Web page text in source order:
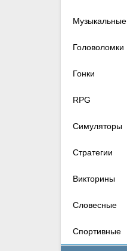
Музыкальные
Головоломки
Гонки
RPG
Симуляторы
Стратегии
Викторины
Словесные
Спортивные